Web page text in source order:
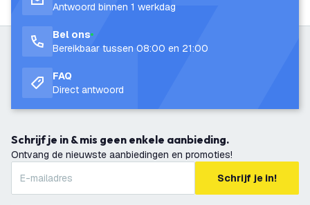
Antwoord binnen 1 werkdag
Bel ons
Bereikbaar tussen 08:00 en 21:00
FAQ
Direct antwoord
Schrijf je in & mis geen enkele aanbieding.
Ontvang de nieuwste aanbiedingen en promoties!
Schrijf je in!